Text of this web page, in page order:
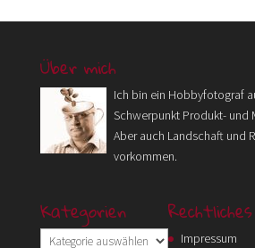
Über mich
Ich bin ein Hobbyfotograf
Schwerpunkt Produkt- und
Aber auch Landschaft und
vorkommen.
Kategorien
Kategorien
Rechtliches
Impressum